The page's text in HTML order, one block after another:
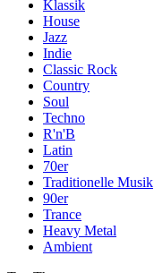
Klassik
House
Jazz
Indie
Classic Rock
Country
Soul
Techno
R'n'B
Latin
70er
Traditionelle Musik
90er
Trance
Heavy Metal
Ambient